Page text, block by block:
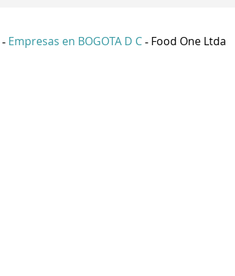
- Empresas en BOGOTA D C - Food One Ltda